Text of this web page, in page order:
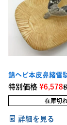
錦ヘビ本皮鼻緒雪
特別価格 ¥6,578
在庫切
詳細を見る